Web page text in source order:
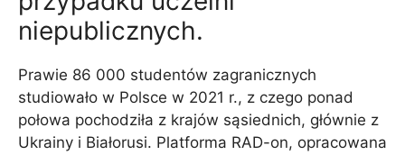
niepublicznych.
Prawie 86 000 studentów zagranicznych
studiowało w Polsce w 2021 r., z czego ponad
połowa pochodziła z krajów sąsiednich, głównie z
Ukrainy i Białorusi. Platforma RAD-on, opracowana